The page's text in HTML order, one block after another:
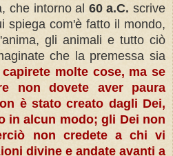
che intorno al 60 a.C. scrive
spiega com'è fatto il mondo,
gli animali e tutto ciò
che la premessa sia
molte cose, ma se
non dovete aver paura
è stato creato dagli Dei,
in alcun modo; gli Dei non
non credete a chi vi
divine e andate avanti a